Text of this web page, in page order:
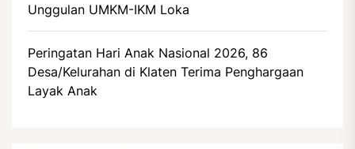
Unggulan UMKM-IKM Loka
Peringatan Hari Anak Nasional 2026, 86
Desa/Kelurahan di Klaten Terima Penghargaan
Layak Anak